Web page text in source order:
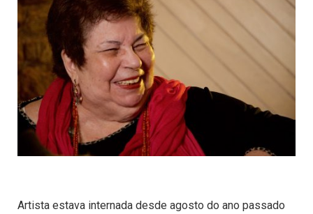
Artista estava internada desde agosto do ano passado